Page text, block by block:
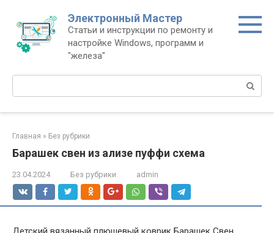
контенту
Электронный Мастер
Статьи и инструкции по ремонту и
настройке Windows, программ и
"железа"
Поиск:
Главная » Без рубрики
Барашек свен из ализе пуффи схема
23.04.2024 Без рубрики admin